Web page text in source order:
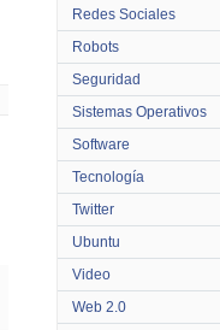
Redes Sociales
Robots
Seguridad
Sistemas Operativos
Software
Tecnología
Twitter
Ubuntu
Video
Web 2.0